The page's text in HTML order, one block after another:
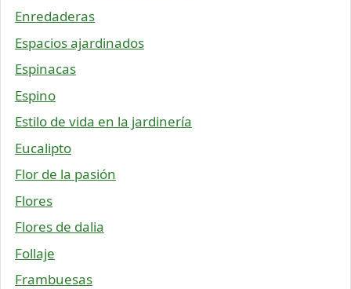
Enredaderas
Espacios ajardinados
Espinacas
Espino
Estilo de vida en la jardinería
Eucalipto
Flor de la pasión
Flores
Flores de dalia
Follaje
Frambuesas